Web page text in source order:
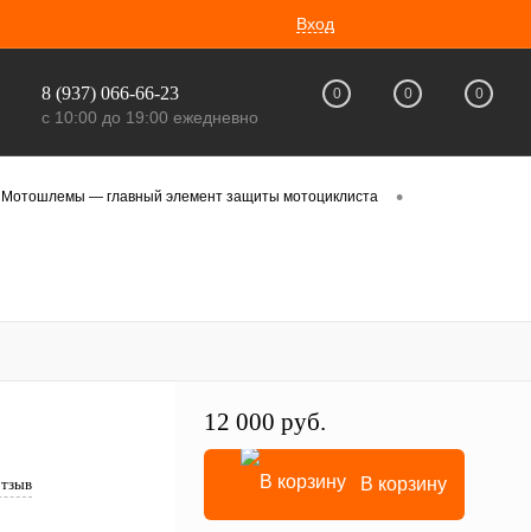
Вход
8 (937) 066-66-23
с 10:00 до 19:00 ежедневно
0 0 0
Мотошлемы — главный элемент защиты мотоциклиста •
12 000 руб.
В корзину